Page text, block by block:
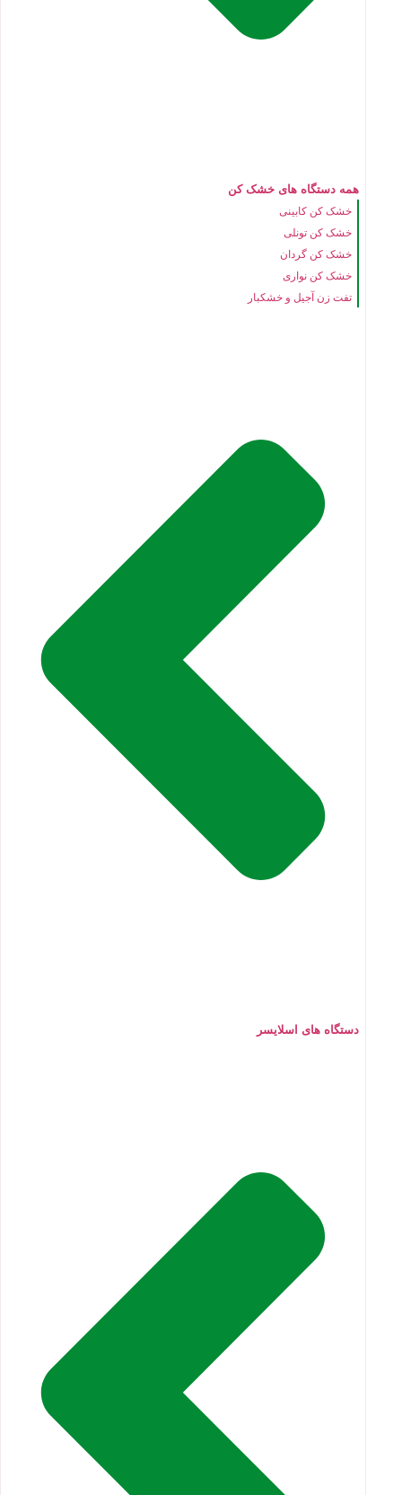
همه دستگاه های خشک کن
خشک کن کابینی
خشک کن تونلی
خشک کن گردان
خشک کن نواری
تفت زن آجیل و خشکبار
دستگاه های اسلایسر